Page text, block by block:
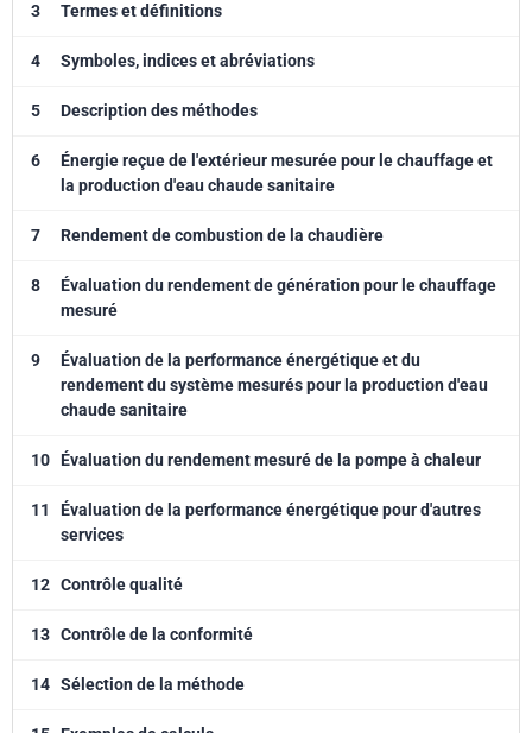
3 Termes et définitions
4 Symboles, indices et abréviations
5 Description des méthodes
6
Énergie reçue de l'extérieur mesurée pour le chauffage et
la production d'eau chaude sanitaire
7 Rendement de combustion de la chaudière
8
Évaluation du rendement de génération pour le chauffage
mesuré
9
Évaluation de la performance énergétique et du
rendement du système mesurés pour la production d'eau
chaude sanitaire
10 Évaluation du rendement mesuré de la pompe à chaleur
11
Évaluation de la performance énergétique pour d'autres
services
12 Contrôle qualité
13 Contrôle de la conformité
14 Sélection de la méthode